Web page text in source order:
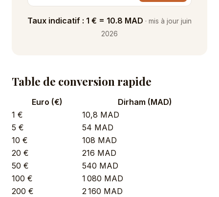
Taux indicatif : 1 € = 10.8 MAD · mis à jour juin
2026
Table de conversion rapide
Euro (€)
Dirham (MAD)
1 €
10,8 MAD
5 €
54 MAD
10 €
108 MAD
20 €
216 MAD
50 €
540 MAD
100 €
1 080 MAD
200 €
2 160 MAD